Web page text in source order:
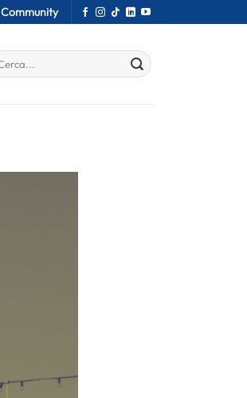
Community